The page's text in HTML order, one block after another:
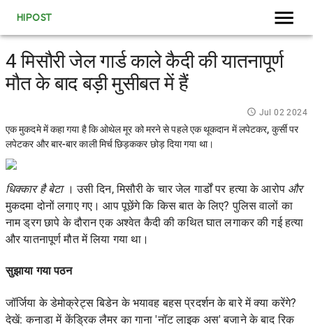
HIPOST
4 मिसौरी जेल गार्ड काले कैदी की यातनापूर्ण
मौत के बाद बड़ी मुसीबत में हैं
Jul 02 2024
एक मुकदमे में कहा गया है कि ओथेल मूर को मरने से पहले एक थूकदान में लपेटकर, कुर्सी पर
लपेटकर और बार-बार काली मिर्च छिड़ककर छोड़ दिया गया था।
धिक्कार है बेटा। उसी दिन, मिसौरी के चार जेल गार्डों पर हत्या के आरोप और
मुकदमा दोनों लगाए गए। आप पूछेंगे कि किस बात के लिए? पुलिस वालों का
नाम ड्रग छापे के दौरान एक अश्वेत कैदी की कथितघात लगाकर की गई हत्या
और यातनापूर्ण मौत में लिया गया था।
सुझाया गया पठन
जॉर्जिया के डेमोक्रेट्स बिडेन के भयावह बहस प्रदर्शन के बारे में क्या करेंगे?
देखें: कनाडा में केंड्रिक लैमर का गाना 'नॉट लाइक अस' बजाने के बाद रिक